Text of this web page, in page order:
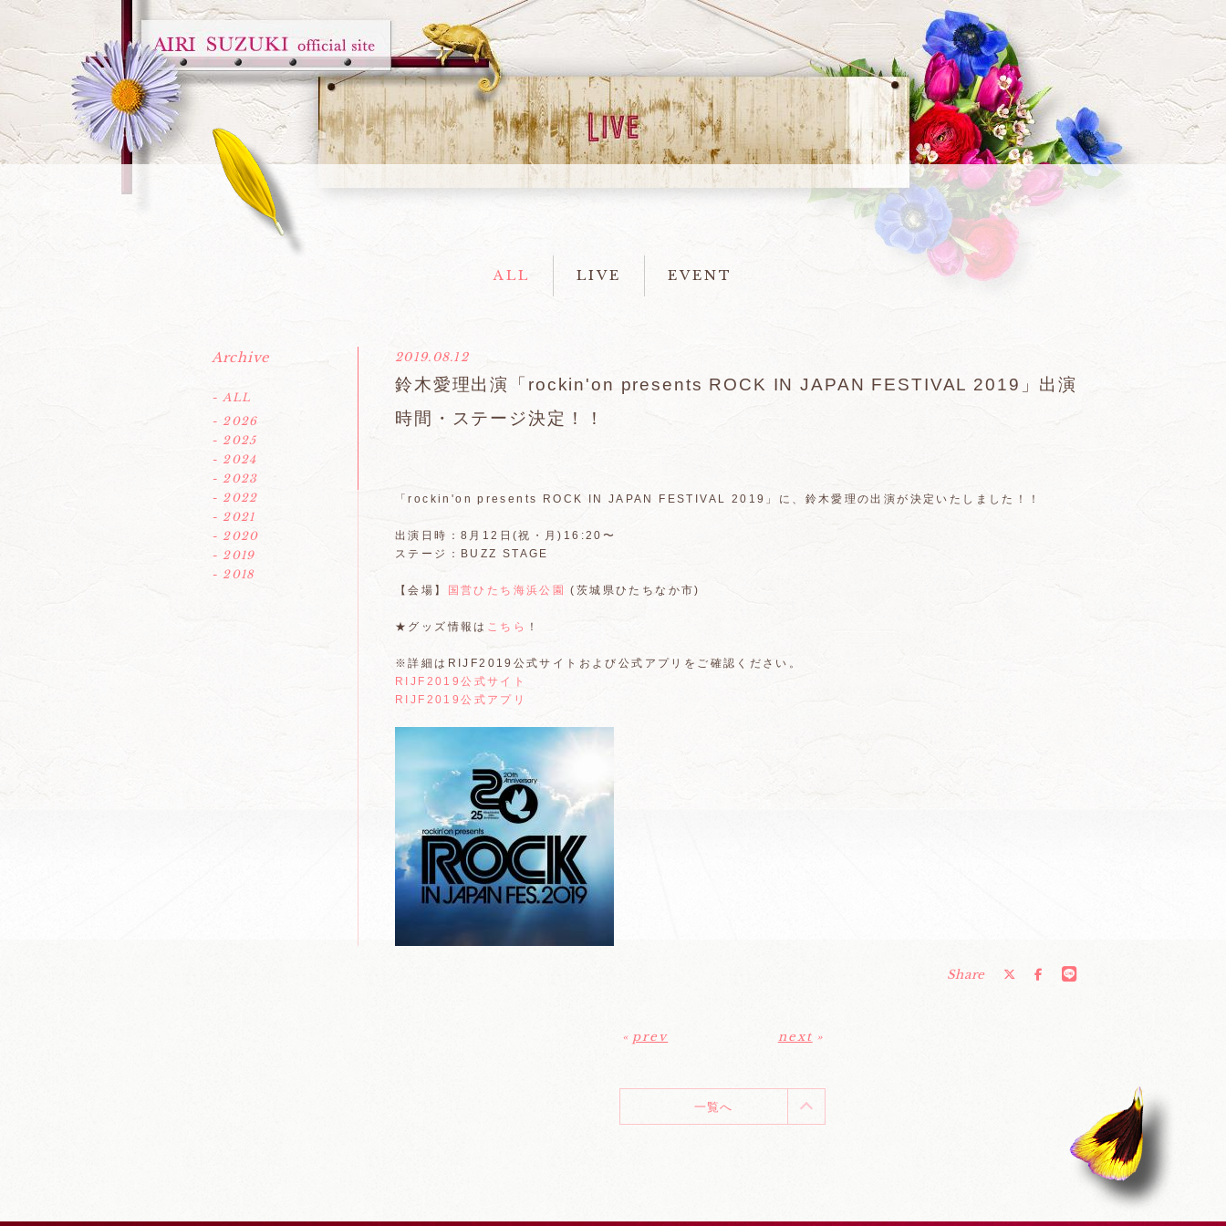
ALL LIVE EVENT
2019.08.12
鈴木愛理出演「rockin'on presents ROCK IN JAPAN FESTIVAL 2019」出演
時間・ステージ決定！！
「rockin'on presents ROCK IN JAPAN FESTIVAL 2019」に、鈴木愛理の出演が決定いたしました！！
出演日時：8月12日(祝・月)16:20〜
ステージ：BUZZ STAGE
【会場】 国営ひたち海浜公園 (茨城県ひたちなか市)
★グッズ情報は こちら ！
※詳細はRIJF2019公式サイトおよび公式アプリをご確認ください。
RIJF2019公式サイト
RIJF2019公式アプリ
Share
« prev next »
一覧へ
Archive
- ALL
- 2026
- 2025
- 2024
- 2023
- 2022
- 2021
- 2020
- 2019
- 2018